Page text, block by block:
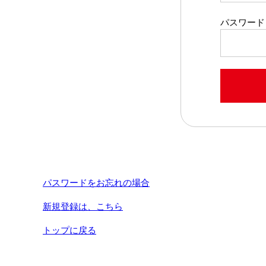
パスワード
パスワードをお忘れの場合
新規登録は、こちら
トップに戻る